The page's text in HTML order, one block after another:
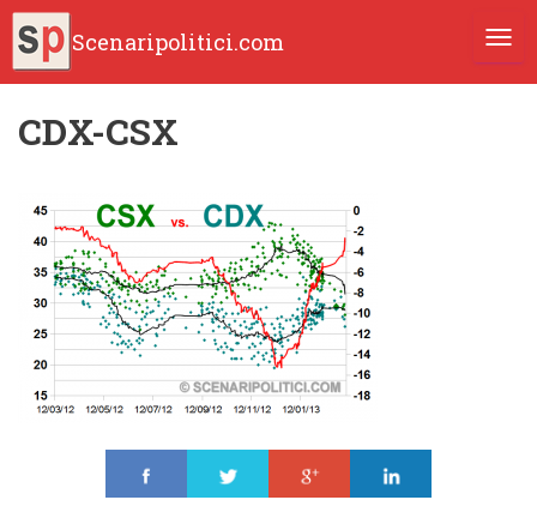
Scenaripolitici.com
CDX-CSX